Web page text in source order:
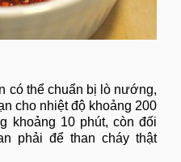
có thể chuẩn bị lò nướng,
cho nhiệt độ khoảng 200
khoảng 10 phút, còn đối
phải để than cháy thật